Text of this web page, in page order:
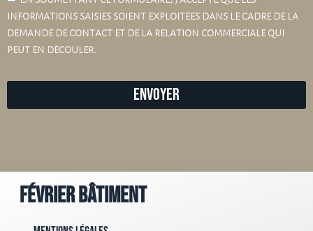
informations saisies soient exploitées dans le cadre de la
demande de contact et de la relation commerciale qui
peut en découler.
Envoyer
Février Bâtiment